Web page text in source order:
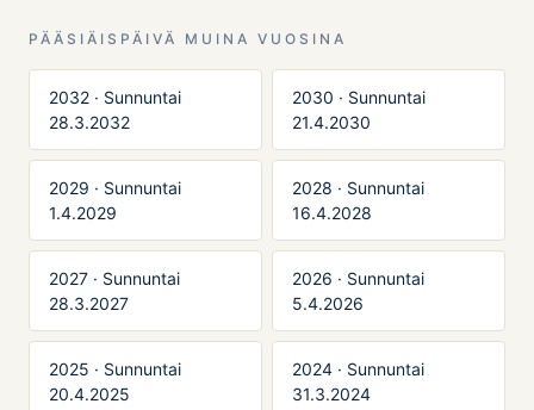
PÄÄSIÄISPÄIVÄ MUINA VUOSINA
2032 · Sunnuntai
28.3.2032
2030 · Sunnuntai
21.4.2030
2029 · Sunnuntai
1.4.2029
2028 · Sunnuntai
16.4.2028
2027 · Sunnuntai
28.3.2027
2026 · Sunnuntai
5.4.2026
2025 · Sunnuntai
20.4.2025
2024 · Sunnuntai
31.3.2024